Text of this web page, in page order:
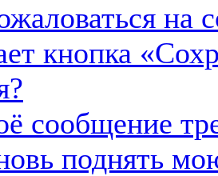
на
кнопка
сообщение
поднять